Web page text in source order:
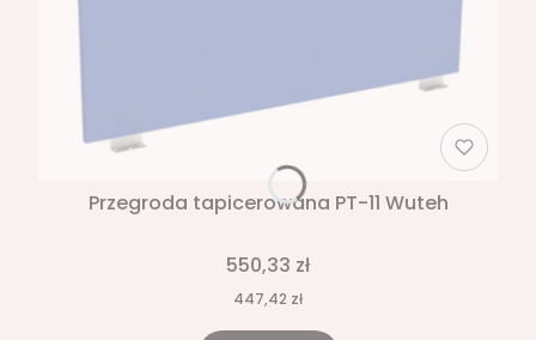
Przegroda tapicerowana PT-11 Wuteh
550,33 zł
447,42 zł